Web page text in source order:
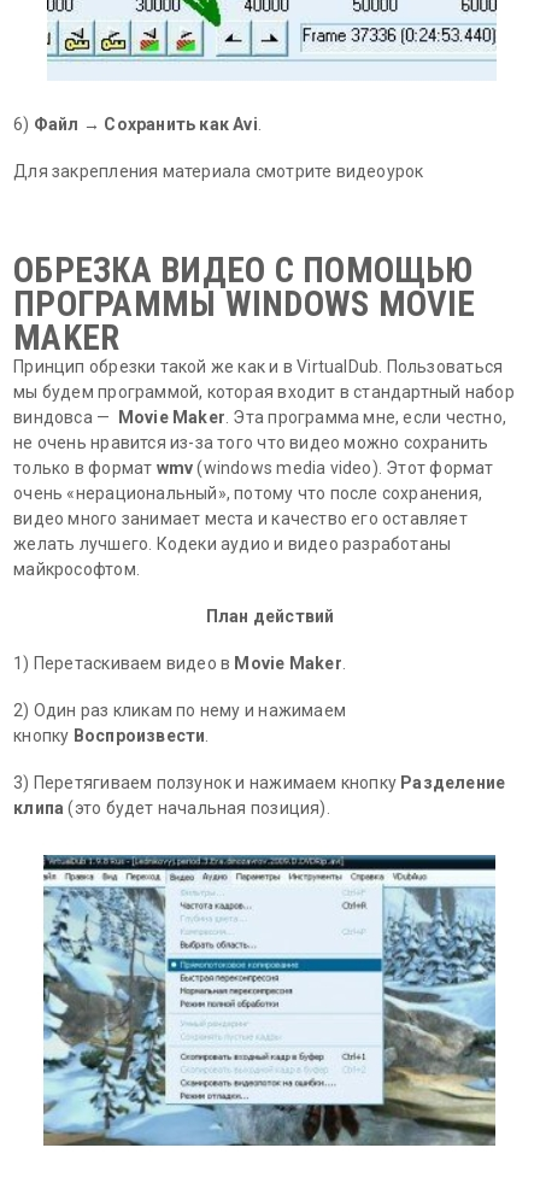
6) Файл → Сохранить как Avi
Для закрепления материала смотрите видеоурок
ОБРЕЗКА ВИДЕО С ПОМОЩЬЮ
ПРОГРАММЫ WINDOWS MOVIE
MAKER
Принцип обрезки такой же как и в VirtualDub. Пользоваться
мы будем программой, которая входит в стандартный набор
виндовса — Movie Maker . Эта программа мне, если честно,
не очень нравится из-за того что видео можно сохранить
только в формат wmv(windows media video). Этот формат
очень «нерациональный», потому что после сохранения,
видео много занимает места и качество его оставляет
желать лучшего. Кодеки аудио и видео разработаны
майкрософтом.
План действий
1) Перетаскиваем видео в Movie Maker
2) Один раз кликам по нему и нажимаем
кнопку Воспроизвести
3) Перетягиваем ползунок и нажимаем кнопку Разделение
клипа (это будет начальная позиция).